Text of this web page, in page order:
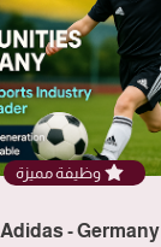
وظيفة مميزة
Adidas - Germany